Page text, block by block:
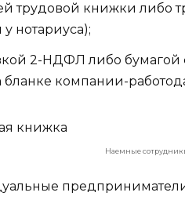
трудовой книжки либо
нотариуса);
2-НДФЛ либо бумагой
компании-
Наемные